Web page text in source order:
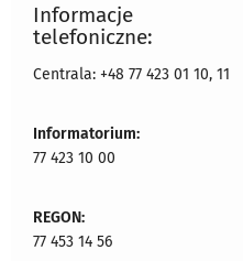
Informacje
telefoniczne:
Centrala: +48 77 423 01 10, 11
Informatorium:
77 423 10 00
REGON:
77 453 14 56